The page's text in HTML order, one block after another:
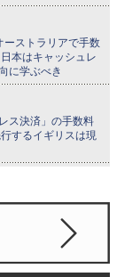
ーストラリアで手数
本はキャッシュレ
に学ぶべき
ス決済」の手数料
するイギリスは現